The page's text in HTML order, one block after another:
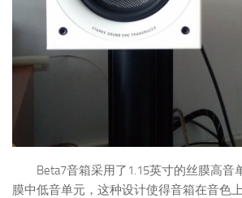
Beta7音箱采用了1.15英寸的丝膜高音
膜中低音单元，这种设计使得音箱在音色